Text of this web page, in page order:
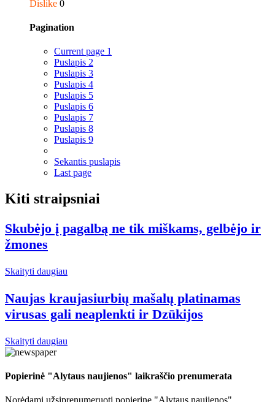
Dislike 0
Pagination
Current page 1
Puslapis 2
Puslapis 3
Puslapis 4
Puslapis 5
Puslapis 6
Puslapis 7
Puslapis 8
Puslapis 9
Sekantis puslapis
Last page
Kiti straipsniai
Skubėjo į pagalbą ne tik miškams, gelbėjo ir
žmones
Skaityti daugiau
Naujas kraujasiurbių mašalų platinamas
virusas gali neaplenkti ir Dzūkijos
Skaityti daugiau
Popierinė "Alytaus naujienos" laikraščio prenumerata